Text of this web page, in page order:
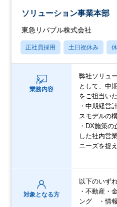
ソリューション事業本部
東急リバブル株式会社
正社員採用 土日祝休み
業務内容
弊社ソリュ
として、中
をご担当い
・中期経営
スモデルの
・DX施策
した社内営
ニーズを捉
対象となる方
以下のいず
・不動産・
ング ・情報